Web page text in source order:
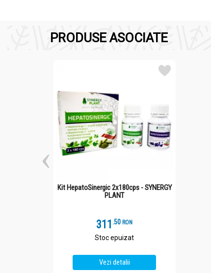
PRODUSE ASOCIATE
Kit HepatoSinergic 2x180cps - SYNERGY
PLANT
311 .5 RON
Stoc epuizat
Vezi detalii